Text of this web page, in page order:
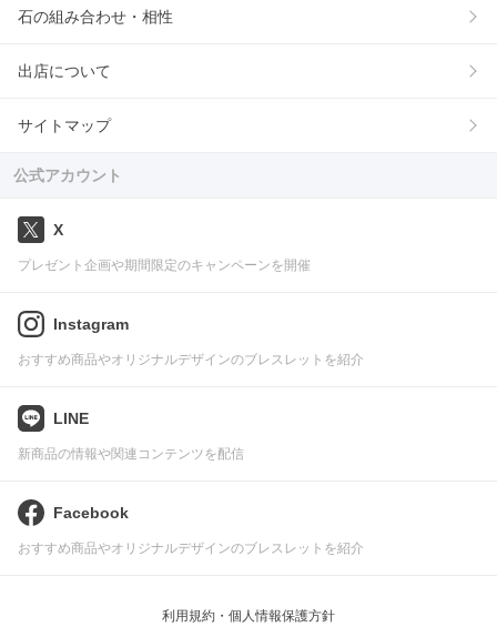
石の組み合わせ・相性
出店について
サイトマップ
公式アカウント
X
プレゼント企画や期間限定のキャンペーンを開催
Instagram
おすすめ商品やオリジナルデザインのブレスレットを紹介
LINE
新商品の情報や関連コンテンツを配信
Facebook
おすすめ商品やオリジナルデザインのブレスレットを紹介
利用規約・個人情報保護方針